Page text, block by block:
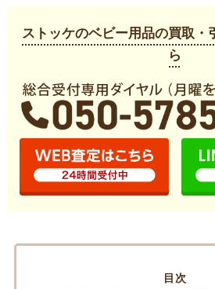
ストッケのベビー用品の買取・
ら
INDEX